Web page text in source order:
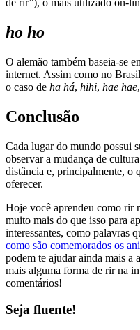
de rir”), o mais utilizado on-
ho ho
O alemão também baseia-se
internet. Assim como no
o caso de ha há, hihi, hae hae
Conclusão
Cada lugar do mundo possui
observar a mudança de
distância e, principalmente, o
oferecer.
Hoje você aprendeu como rir
muito mais do que isso para
interessantes, como palavras
como são comemorados os
podem te ajudar ainda mais a
mais alguma forma de rir na
comentários!
Seja fluente!